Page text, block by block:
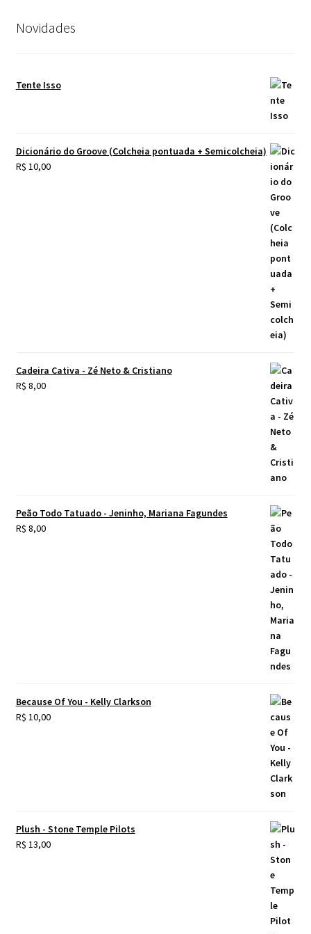
Novidades
Tente Isso
Dicionário do Groove (Colcheia pontuada + Semicolcheia)
R$ 10,00
Cadeira Cativa - Zé Neto & Cristiano
R$ 8,00
Peão Todo Tatuado - Jeninho, Mariana Fagundes
R$ 8,00
Because Of You - Kelly Clarkson
R$ 10,00
Plush - Stone Temple Pilots
R$ 13,00